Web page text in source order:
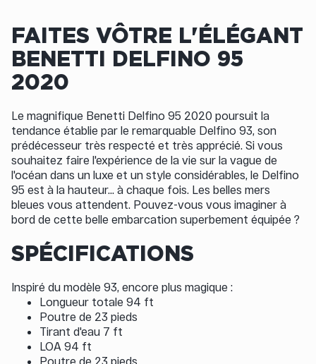
FAITES VÔTRE L'ÉLÉGANT
BENETTI DELFINO 95
2020
Le magnifique Benetti Delfino 95 2020 poursuit la
tendance établie par le remarquable Delfino 93, son
prédécesseur très respecté et très apprécié. Si vous
souhaitez faire l'expérience de la vie sur la vague de
l'océan dans un luxe et un style considérables, le Delfino
95 est à la hauteur... à chaque fois. Les belles mers
bleues vous attendent. Pouvez-vous vous imaginer à
bord de cette belle embarcation superbement équipée ?
SPÉCIFICATIONS
Inspiré du modèle 93, encore plus magique :
Longueur totale 94 ft
Poutre de 23 pieds
Tirant d'eau 7 ft
LOA 94 ft
Poutre de 23 pieds